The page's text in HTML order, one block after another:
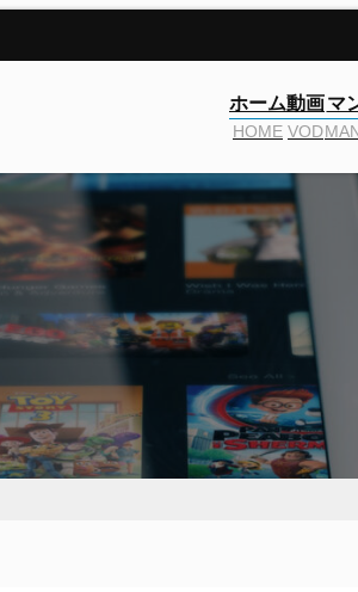
ホーム
HOME
動画
VOD
マ